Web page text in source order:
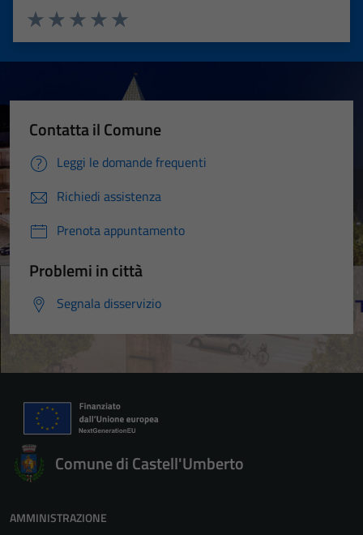
Valuta 5 stelle su 5
Valuta 4 stelle su 5
Valuta 3 stelle su 5
Valuta 2 stelle su 5
Valuta 1 stelle su 5
Contatta il Comune
Leggi le domande frequenti
Richiedi assistenza
Prenota appuntamento
Problemi in città
Segnala disservizio
Comune di Castell'Umberto
AMMINISTRAZIONE